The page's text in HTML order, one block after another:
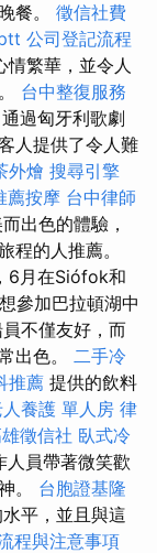
餐。 徵信社費
公司登記流程
情繁華，並令人
台中整復服務
通過匈牙利歌劇
人提供了令人難
外燴 搜尋引擎
薦按摩 台中律師
出色的體驗，
程的人推薦。
6月在Siófok和
參加巴拉頓湖中
不僅友好，而
出色。 二手冷
推薦 提供的飲料
養護 單人房 律
徵信社 臥式冷
人員帶著微笑歡
。 台胞證基隆
平，並且與這
程與注意事項